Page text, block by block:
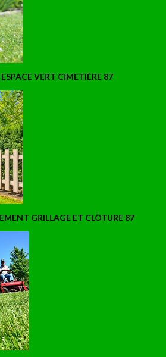
VERT CIMETIÈRE 87
GRILLAGE ET CLÔTURE 87